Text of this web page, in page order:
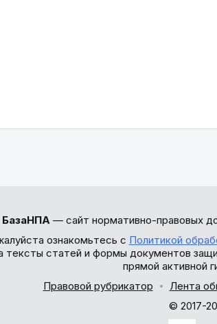
БазаНПА— сайт нормативно-правовых
ознакомьтесь с Политикой
тексты статей и формы документов
прямой активной
Правовой рубрикатор
Лента
© 2017-